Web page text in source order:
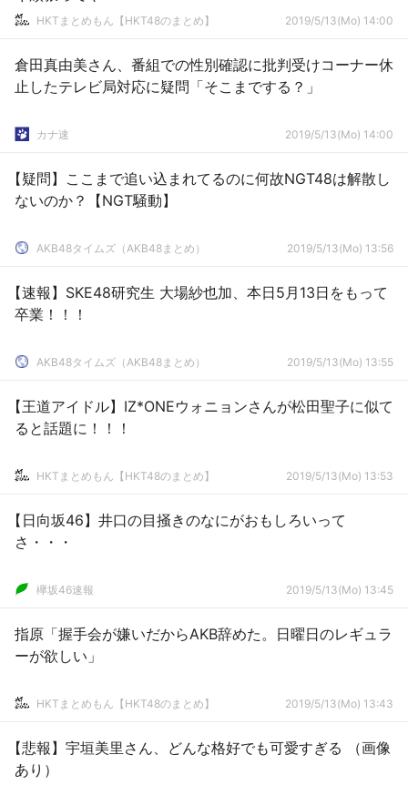
HKTまとめもん【HKT48のまとめ】 2019/5/13(Mo) 14:00
倉田真由美さん、番組での性別確認に批判受けコーナー休
止したテレビ局対応に疑問「そこまでする？」
カナ速 2019/5/13(Mo) 14:00
【疑問】ここまで追い込まれてるのに何故NGT48は解散し
ないのか？【NGT騒動】
AKB48タイムズ（AKB48まとめ） 2019/5/13(Mo) 13:56
【速報】SKE48研究生 大場紗也加、本日5月13日をもって
卒業！！！
AKB48タイムズ（AKB48まとめ） 2019/5/13(Mo) 13:55
【王道アイドル】IZ*ONEウォニョンさんが松田聖子に似て
ると話題に！！！
HKTまとめもん【HKT48のまとめ】 2019/5/13(Mo) 13:53
【日向坂46】井口の目掻きのなにがおもしろいって
さ・・・
欅坂46速報 2019/5/13(Mo) 13:45
指原「握手会が嫌いだからAKB辞めた。日曜日のレギュラ
ーが欲しい」
HKTまとめもん【HKT48のまとめ】 2019/5/13(Mo) 13:43
【悲報】宇垣美里さん、どんな格好でも可愛すぎる （画像
あり）